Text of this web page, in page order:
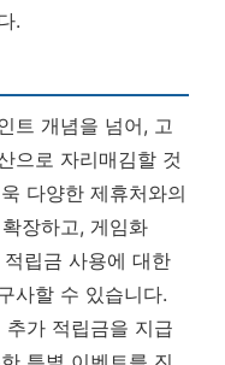
.
트 개념을 넘어, 고
으로 자리매김할 것
다양한 제휴처와의
장하고, 게임화
립금 사용에 대한
사할 수 있습니다.
가 적립금을 지급